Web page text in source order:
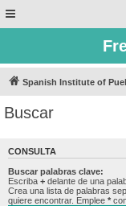
Spanish Institute of
Buscar
CONSULTA
Buscar palabras clave:
Escriba + delante de una
Crea una lista de palabras
quiere encontrar. Emplee *